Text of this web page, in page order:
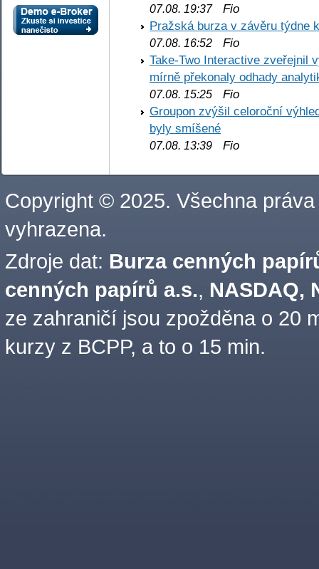
07.08. 19:37Fio
Pražská burza v závěru týdne
07.08. 16:52 Fio
Take-Two Interactive zveřejnil
mírně překonaly odhady
07.08. 15:25 Fio
Groupon zvýšil celoroční
byly smíšené
07.08. 13:39 Fio
Copyright © 2025. Všechna práva
vyhrazena.
Zdroje dat: Burza cenných
cenných papírů a.s., NASDAQ,
ze zahraničí jsou zpožděna o 20
kurzy z BCPP, a to o 15 min.